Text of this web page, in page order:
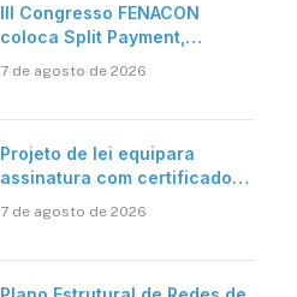
III Congresso FENACON
coloca Split Payment,
centro dos debates
7 de agosto de 2026
Projeto de lei equipara
assinatura com certificado
reconhecimento de firma em
7 de agosto de 2026